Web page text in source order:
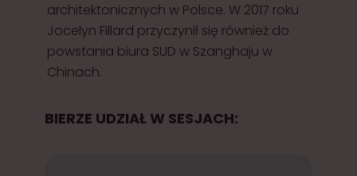
architektonicznych w Polsce. W 2017 roku
Jocelyn Fillard przyczynił się również do
powstania biura SUD w Szanghaju w
Chinach.
BIERZE UDZIAŁ W SESJACH: